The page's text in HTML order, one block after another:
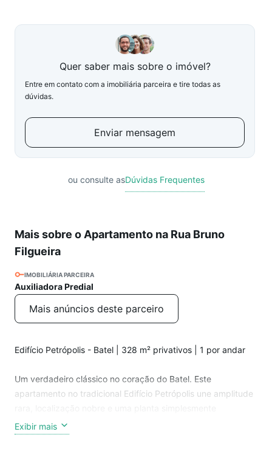
Quer saber mais sobre o imóvel?
Entre em contato com a imobiliária parceira e tire todas as
dúvidas.
Enviar mensagem
ou consulte asDúvidas Frequentes
Mais sobre o Apartamento na Rua Bruno
Filgueira
IMOBILIÁRIA PARCEIRA
Auxiliadora Predial
Mais anúncios deste parceiro
Edifício Petrópolis - Batel | 328 m² privativos | 1 por andar
Um verdadeiro clássico no coração do Batel. Este
apartamento no tradicional Edifício Petrópolis une amplitude
impossível de encontrar nos empreendimentos atuais.
Exibir mais